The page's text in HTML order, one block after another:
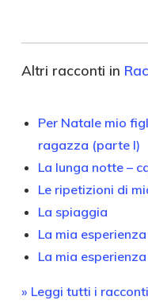
Altri racconti in
Per Natale mio
ragazza (parte I)
La lunga notte –
Le ripetizioni di
La spiaggia
La mia
La mia
» Leggi tutti i